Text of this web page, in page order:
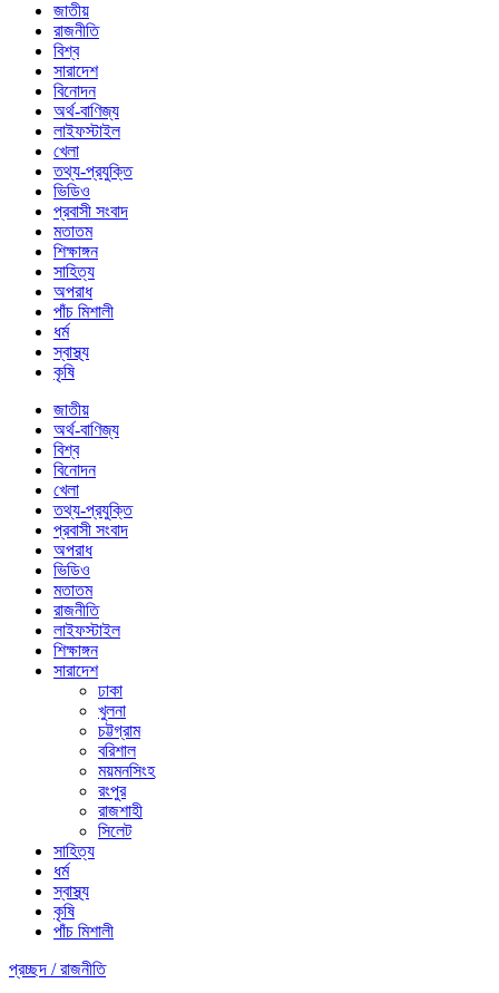
জাতীয়
রাজনীতি
বিশ্ব
সারাদেশ
বিনোদন
অর্থ-বাণিজ্য
লাইফস্টাইল
খেলা
তথ্য-প্রযুক্তি
ভিডিও
প্রবাসী সংবাদ
মতাতম
শিক্ষাঙ্গন
সাহিত্য
অপরাধ
পাঁচ মিশালী
ধর্ম
স্বাস্থ্য
কৃষি
জাতীয়
অর্থ-বাণিজ্য
বিশ্ব
বিনোদন
খেলা
তথ্য-প্রযুক্তি
প্রবাসী সংবাদ
অপরাধ
ভিডিও
মতাতম
রাজনীতি
লাইফস্টাইল
শিক্ষাঙ্গন
সারাদেশ
ঢাকা
খুলনা
চট্টগ্রাম
বরিশাল
ময়মনসিংহ
রংপুর
রাজশাহী
সিলেট
সাহিত্য
ধর্ম
স্বাস্থ্য
কৃষি
পাঁচ মিশালী
প্রচ্ছদ /রাজনীতি